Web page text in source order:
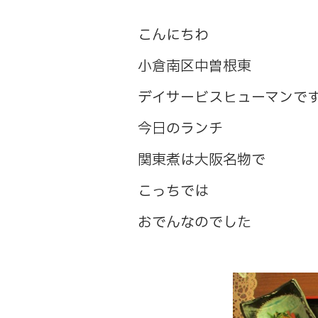
こんにちわ
小倉南区中曽根東
デイサービスヒューマンで
今日のランチ
関東煮は大阪名物で
こっちでは
おでんなのでした